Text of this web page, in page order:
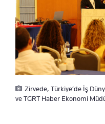
Zirvede, Türkiye’de İş
ve TGRT Haber Ekonomi